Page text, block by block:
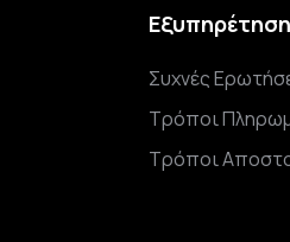
Συχνές
Τρόποι
Τρόποι